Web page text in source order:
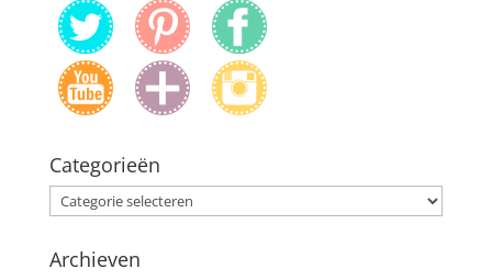
Categorieën
Categorieën
Archieven